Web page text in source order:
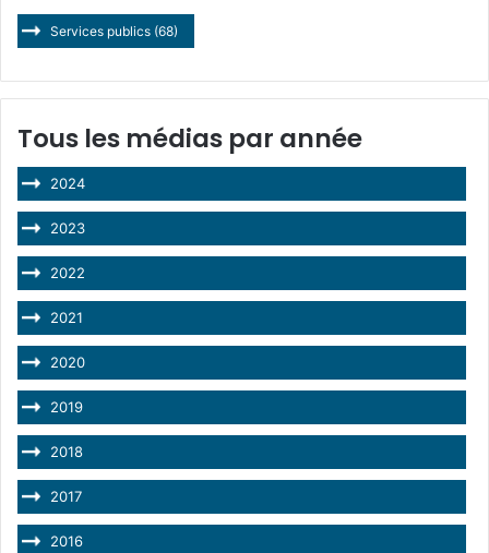
Services publics (68)
Tous les médias par année
2024
2023
2022
2021
2020
2019
2018
2017
2016